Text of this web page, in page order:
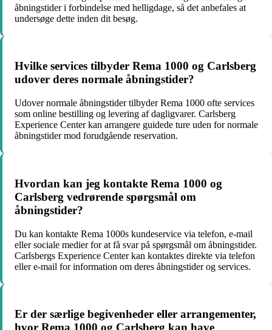
åbningstider i forbindelse med helligdage, så det anbefales at
undersøge dette inden dit besøg.
Hvilke services tilbyder Rema 1000 og Carlsberg
udover deres normale åbningstider?
Udover normale åbningstider tilbyder Rema 1000 ofte services
som online bestilling og levering af dagligvarer. Carlsberg
Experience Center kan arrangere guidede ture uden for normale
åbningstider mod forudgående reservation.
Hvordan kan jeg kontakte Rema 1000 og
Carlsberg vedrørende spørgsmål om
åbningstider?
Du kan kontakte Rema 1000s kundeservice via telefon, e-mail
eller sociale medier for at få svar på spørgsmål om åbningstider.
Carlsbergs Experience Center kan kontaktes direkte via telefon
eller e-mail for information om deres åbningstider og services.
Er der særlige begivenheder eller arrangementer,